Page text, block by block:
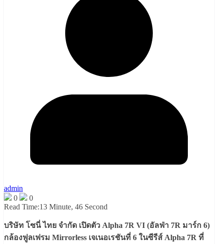
admin
0
0
Read Time:13 Minute, 46 Second
บริษัท โซนี่ ไทย จำกัด เปิดตัว Alpha 7R VI (อัลฟ่า 7R มาร์ก 6)
กล้องฟูลเฟรม Mirrorless เจเนอเรชันที่ 6 ในซีรีส์ Alpha 7R ที่